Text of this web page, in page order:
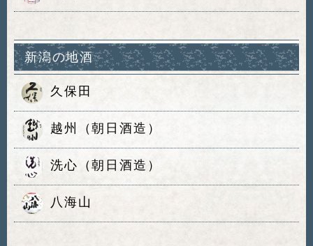
新潟の地酒
久保田
越州（朝日酒造）
洗心（朝日酒造）
八海山